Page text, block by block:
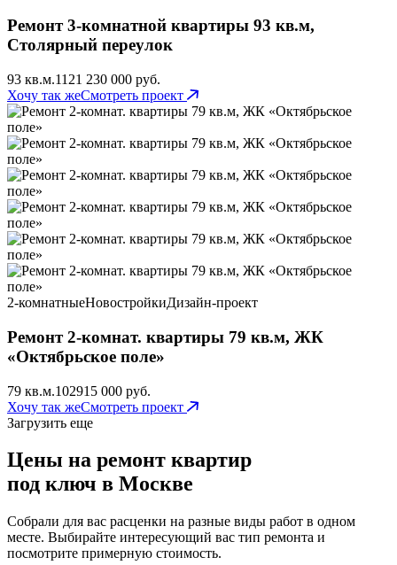
Ремонт 3-комнатной квартиры 93 кв.м,
Столярный переулок
93 кв.м.1121 230 000 руб.
Хочу так жеСмотреть проект
2-комнатныеНовостройкиДизайн-проект
Ремонт 2-комнат. квартиры 79 кв.м, ЖК
«Октябрьское поле»
79 кв.м.102915 000 руб.
Хочу так жеСмотреть проект
Загрузить еще
Цены на ремонт квартир
под ключ в Москве
Собрали для вас расценки на разные виды работ в одном
месте. Выбирайте интересующий вас тип ремонта и
посмотрите примерную стоимость.